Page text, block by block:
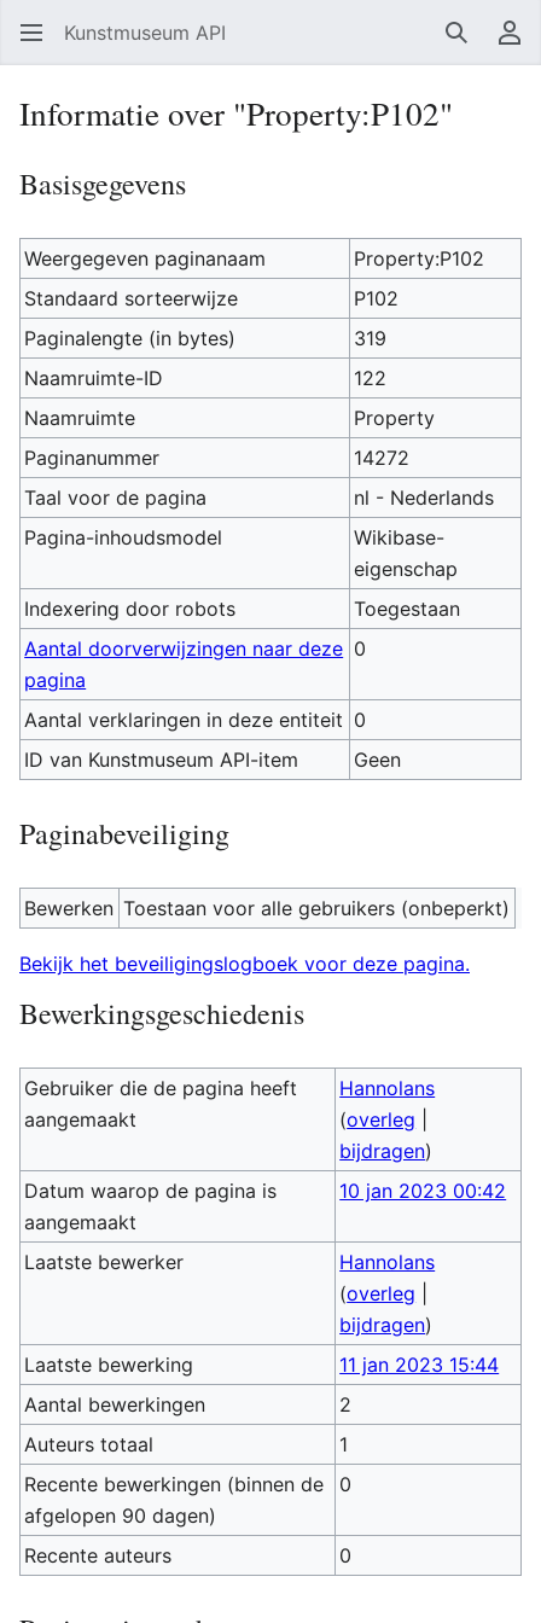
Kunstmuseum API Zoeken
Informatie over "Property:P102"
Basisgegevens
Weergegeven paginanaam
Property:P102
Standaard sorteerwijze
P102
Paginalengte (in bytes)
319
Naamruimte-ID
122
Naamruimte
Property
Paginanummer
14272
Taal voor de pagina
nl - Nederlands
Pagina-inhoudsmodel
Wikibase-
eigenschap
Indexering door robots
Toegestaan
Aantal doorverwijzingen naar deze
pagina
0
Aantal verklaringen in deze entiteit 0
ID van Kunstmuseum API-item
Geen
Paginabeveiliging
Bewerken Toestaan voor alle gebruikers (onbeperkt)
Bekijk het beveiligingslogboek voor deze pagina.
Bewerkingsgeschiedenis
Gebruiker die de pagina heeft
aangemaakt
Hannolans
(overleg
bijdragen)
Datum waarop de pagina is
aangemaakt
10 jan 2023 00:42
Laatste bewerker
Hannolans
(overleg
bijdragen)
Laatste bewerking
11 jan 2023 15:44
Aantal bewerkingen
2
Auteurs totaal
1
Recente bewerkingen (binnen de
afgelopen 90 dagen)
0
Recente auteurs 0